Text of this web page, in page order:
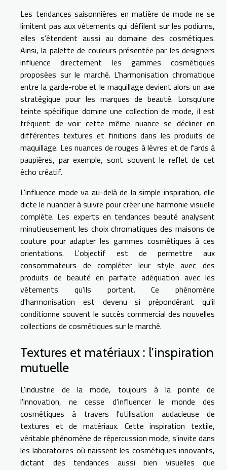
Les tendances saisonnières en matière de mode ne se
limitent pas aux vêtements qui défilent sur les podiums,
elles s'étendent aussi au domaine des cosmétiques.
Ainsi, la palette de couleurs présentée par les designers
influence directement les gammes cosmétiques
proposées sur le marché. L'harmonisation chromatique
entre la garde-robe et le maquillage devient alors un axe
stratégique pour les marques de beauté. Lorsqu'une
teinte spécifique domine une collection de mode, il est
fréquent de voir cette même nuance se décliner en
différentes textures et finitions dans les produits de
maquillage. Les nuances de rouges à lèvres et de fards à
paupières, par exemple, sont souvent le reflet de cet
écho créatif.
L'influence mode va au-delà de la simple inspiration, elle
dicte le nuancier à suivre pour créer une harmonie visuelle
complète. Les experts en tendances beauté analysent
minutieusement les choix chromatiques des maisons de
couture pour adapter les gammes cosmétiques à ces
orientations. L'objectif est de permettre aux
consommateurs de compléter leur style avec des
produits de beauté en parfaite adéquation avec les
vêtements qu'ils portent. Ce phénomène
d'harmonisation est devenu si prépondérant qu'il
conditionne souvent le succès commercial des nouvelles
collections de cosmétiques sur le marché.
Textures et matériaux : l'inspiration
mutuelle
L'industrie de la mode, toujours à la pointe de
l'innovation, ne cesse d'influencer le monde des
cosmétiques à travers l'utilisation audacieuse de
textures et de matériaux. Cette inspiration textile,
véritable phénomène de répercussion mode, s'invite dans
les laboratoires où naissent les cosmétiques innovants,
dictant des tendances aussi bien visuelles que